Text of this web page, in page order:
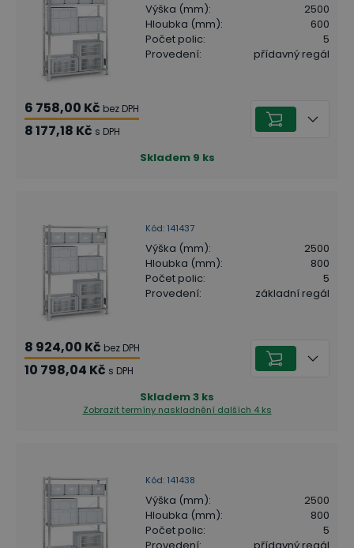
Výška (mm):
2500
Hloubka (mm):
600
Počet polic:
5
Provedení: přídavný regál
6 758,00 Kč bez DPH
8 177,18 Kč s DPH
Skladem 9 ks
Kód: 141437
Výška (mm):
2500
Hloubka (mm):
800
Počet polic:
5
Provedení: základní regál
8 924,00 Kč bez DPH
10 798,04 Kč s DPH
Skladem3 ks
Zobrazit termíny naskladnění dalších 4 ks
Kód: 141438
Výška (mm):
2500
Hloubka (mm):
800
Počet polic:
5
Provedení: přídavný regál